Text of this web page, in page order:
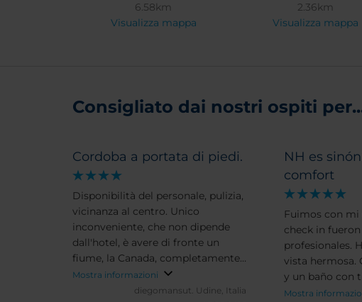
6.58km
Visualizza mappa
2.36km
Visualizza mappa
Consigliato dai nostri ospiti
Cordoba a portata di piedi.
Disponibilità del personale, pulizia,
vicinanza al centro. Unico
inconveniente, che non dipende
dall'hotel, è avere di fronte un
fiume, la Canada, completamente
cementificato e pieno di rifiuti.
Comunque hotel consigliabile per
Mostra informazioni
diegomansut. Udine, Italia
NH es
comfort
Fuimos con mi
check in
profesionales.
vista hermosa.
y un baño con
super limpi
Mostra